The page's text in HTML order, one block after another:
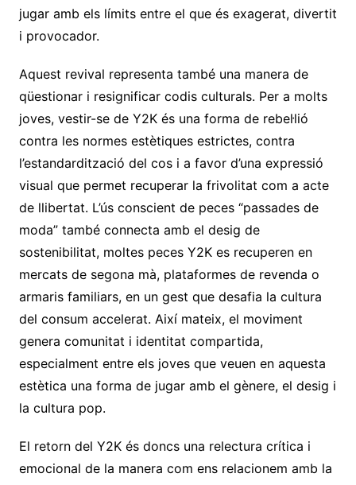
jugar amb els límits entre el que és exagerat, divertit
i provocador.
Aquest revival representa també una manera de
qüestionar i resignificar codis culturals. Per a molts
joves, vestir-se de Y2K és una forma de rebel·lió
contra les normes estètiques estrictes, contra
l’estandardització del cos i a favor d’una expressió
visual que permet recuperar la frivolitat com a acte
de llibertat. L’ús conscient de peces “passades de
moda” també connecta amb el desig de
sostenibilitat, moltes peces Y2K es recuperen en
mercats de segona mà, plataformes de revenda o
armaris familiars, en un gest que desafia la cultura
del consum accelerat. Així mateix, el moviment
genera comunitat i identitat compartida,
especialment entre els joves que veuen en aquesta
estètica una forma de jugar amb el gènere, el desig i
la cultura pop.
El retorn del Y2K és doncs una relectura crítica i
emocional de la manera com ens relacionem amb la